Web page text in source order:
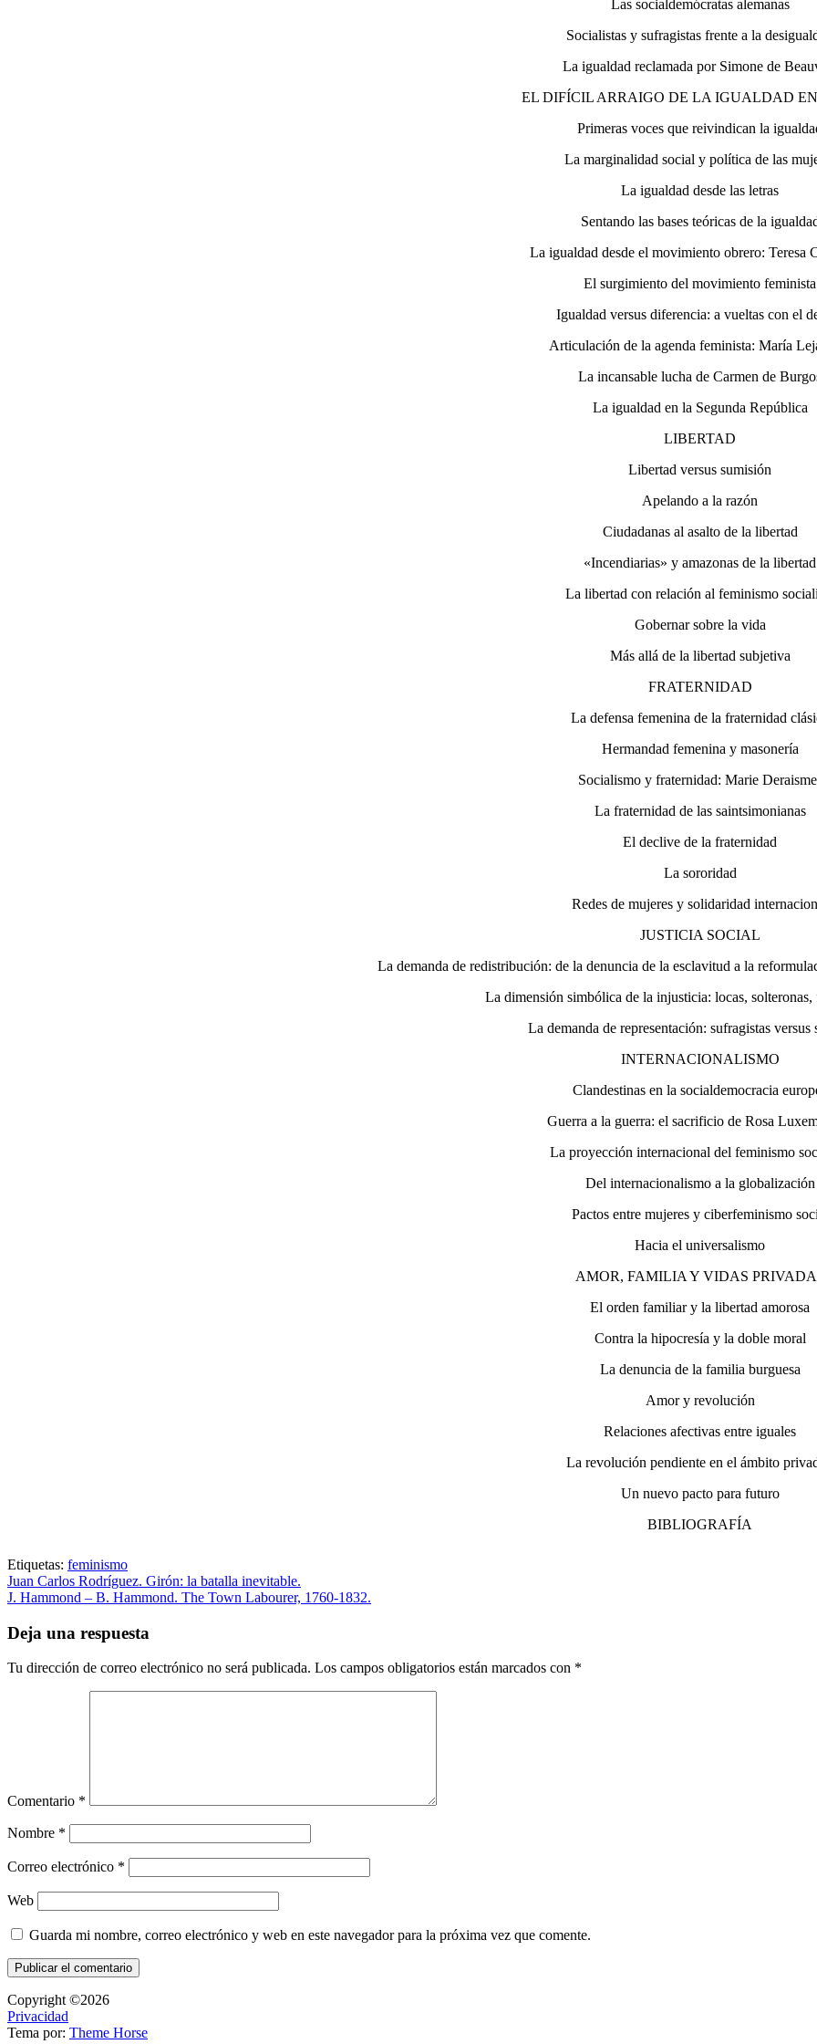
Las socialdemócratas alemanas
Socialistas y sufragistas frente a la
La igualdad reclamada por Simone de
EL DIFÍCIL ARRAIGO DE LA IGUALDAD
Primeras voces que reivindican la
La marginalidad social y política de las
La igualdad desde las letras
Sentando las bases teóricas de la
La igualdad desde el movimiento obrero: Teresa
El surgimiento del movimiento feminista
Igualdad versus diferencia: a vueltas con el
Articulación de la agenda feminista: María
La incansable lucha de Carmen de
La igualdad en la Segunda República
LIBERTAD
Libertad versus sumisión
Apelando a la razón
Ciudadanas al asalto de la libertad
«Incendiarias» y amazonas de la libertad
La libertad con relación al feminismo
Gobernar sobre la vida
Más allá de la libertad subjetiva
FRATERNIDAD
La defensa femenina de la fraternidad
Hermandad femenina y masonería
Socialismo y fraternidad: Marie
La fraternidad de las saintsimonianas
El declive de la fraternidad
La sororidad
Redes de mujeres y solidaridad
JUSTICIA SOCIAL
La demanda de redistribución: de la denuncia de la esclavitud a la
La dimensión simbólica de la injusticia: locas, solteronas,
La demanda de representación: sufragistas versus
INTERNACIONALISMO
Clandestinas en la socialdemocracia
Guerra a la guerra: el sacrificio de Rosa
La proyección internacional del feminismo
Del internacionalismo a la globalización
Pactos entre mujeres y ciberfeminismo
Hacia el universalismo
AMOR, FAMILIA Y VIDAS
El orden familiar y la libertad amorosa
Contra la hipocresía y la doble moral
La denuncia de la familia burguesa
Amor y revolución
Relaciones afectivas entre iguales
La revolución pendiente en el ámbito
Un nuevo pacto para futuro
BIBLIOGRAFÍA
Etiquetas: feminismo
Juan Carlos Rodríguez. Girón: la batalla inevitable.
J. Hammond – B. Hammond. The Town Labourer, 1760-1832.
Deja una respuesta
Tu dirección de correo electrónico no será publicada. Los campos obligatorios están marcados con *
Comentario *
Nombre *
Correo electrónico *
Web
Guarda mi nombre, correo electrónico y web en este navegador para la próxima vez que comente.
Copyright ©2026
Privacidad
Tema por: Theme Horse